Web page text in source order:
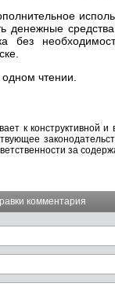
денежные
без
одном чтении.
к конструктивной
за
комментария